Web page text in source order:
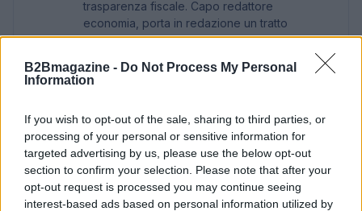
B2Bmagazine - Do Not Process My Personal
Information
If you wish to opt-out of the sale, sharing to third parties, or
processing of your personal or sensitive information for
targeted advertising by us, please use the below opt-out
section to confirm your selection. Please note that after your
opt-out request is processed you may continue seeing
interest-based ads based on personal information utilized by
trasparenza fiscale. Capo redattore
economia, porta in redazione un tratto
pragmatico e un dettaglio personale:
conserva ancora taccuini degli incontri in Sala
delle Lapidi.